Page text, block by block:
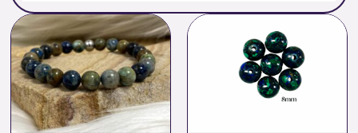
Plage
de
prix :
28.00 €
à
35.00 €
prix :
0.93 €
à
31.00 €